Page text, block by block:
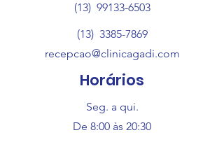
(13) 99133-6503
(13) 3385-7869
recepcao@clinicagadi.com
Horários
Seg. a qui.
De 8:00 às 20:30